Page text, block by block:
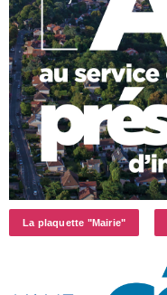
La plaquette "Mairie"